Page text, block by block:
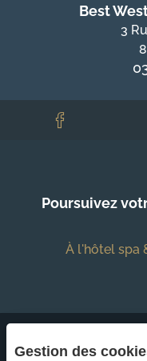
Best
3
Poursuivez
À l'hôtel spa
Chaque
exploité par
Gestion des